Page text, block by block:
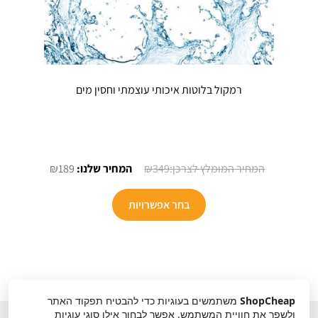
רמקול בלוטות איכותי עוצמתי וחסין מים
₪349
המחיר
המקורי
היה:
₪349.
₪189
בחר אפשרויות
ShopCheap משתמשים בעוגיות כדי להבטיח תפקוד האתר
ולשפר את חוויית המשתמש. אפשר לבחור אילו סוגי עוגיות